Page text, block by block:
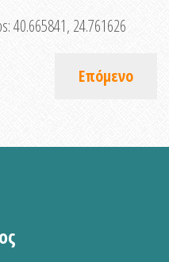
40.665841, 24.761626
Επόμενο